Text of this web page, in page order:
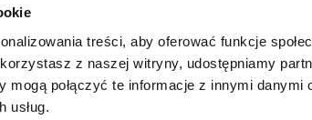
treści, aby oferować funkcje
z naszej witryny, udostępniamy
połączyć te informacje z innymi danymi
usług.